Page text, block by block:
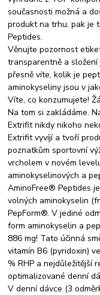
současnosti možná a
produkt na trhu, pak je
Peptides.
Věnujte pozornost
transparentně a
přesně víte, kolik je
aminokyseliny jsou v
Víte, co konzumujete!
Na tom si zakládáme.
Extrifit nikdy nikoho
Extrifit vyvíjí a tvoří
poznatkům sportovní
vrcholem v novém
aminokyselinových a
AminoFree® Peptides
volných aminokyselin
PepForm®. V jediné
form aminokyselin a
886 mg! Tato účinná
vitamín B6 (pyridoxin)
% RHP a nejdůležitější
optimalizované denní
V denní dávce (3